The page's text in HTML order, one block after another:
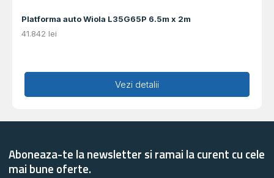
Platforma auto Wiola L35G65P 6.5m x 2m
41.842 lei
Adaugă în coș
Vezi detalii
Aboneaza-te la newsletter si ramai la curent cu cele
mai bune oferte.